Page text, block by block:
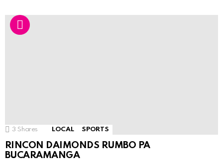
3 Shares LOCAL SPORTS
RINCON DAIMONDS RUMBO PA
BUCARAMANGA